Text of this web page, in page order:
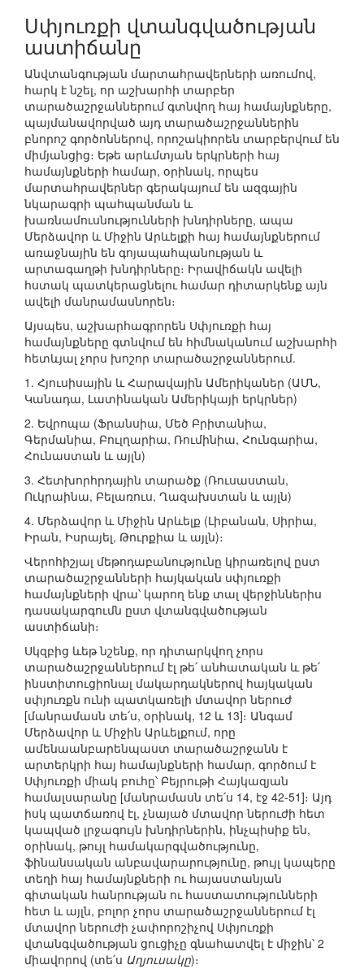
Սփյուռքի վտանգվածության
աստիճանը
Անվտանգության մարտահրավերների առումով,
հարկ է նշել, որ աշխարհի տարբեր
տարածաշրջաններում գտնվող հայ համայնքները,
պայմանավորված այդ տարածաշրջաններին
բնորոշ գործոններով, որոշակիորեն տարբերվում են
միմյանցից։ Եթե արևմտյան երկրների հայ
համայնքների համար, օրինակ, որպես
մարտահրավերներ գերակայում են ազգային
նկարագրի պահպանման և
խառնամուսնությունների խնդիրները, ապա
Մերձավոր և Միջին Արևելքի հայ համայնքներում
առաջնային են գոյապահպանության և
արտագաղթի խնդիրները։ Իրավիճակն ավելի
հստակ պատկերացնելու համար դիտարկենք այն
ավելի մանրամասնորեն։
Այսպես, աշխարհագրորեն Սփյուռքի հայ
համայնքները գտնվում են հիմնականում աշխարհի
հետևյալ չորս խոշոր տարածաշրջաններում.
1. Հյուսիսային և Հարավային Ամերիկաներ (ԱՄՆ,
Կանադա, Լատինական Ամերիկայի երկրներ)
2. Եվրոպա (Ֆրանսիա, Մեծ Բրիտանիա,
Գերմանիա, Բուլղարիա, Ռումինիա, Հունգարիա,
Հունաստան և այլն)
3. Հետխորհրդային տարածք (Ռուսաստան,
Ուկրաինա, Բելառուս, Ղազախստան և այլն)
4. Մերձավոր և Միջին Արևելք (Լիբանան, Սիրիա,
Իրան, Իսրայել, Թուրքիա և այլն)։
Վերոհիշյալ մեթոդաբանությունը կիրառելով ըստ
տարածաշրջանների հայկական սփյուռքի
համայնքների վրա՝ կարող ենք տալ վերջիններիս
դասակարգումն ըստ վտանգվածության
աստիճանի։
Սկզբից ևեթ նշենք, որ դիտարկվող չորս
տարածաշրջաններում էլ թե՛ անհատական և թե՛
ինստիտուցիոնալ մակարդակներով հայկական
սփյուռքն ունի պատկառելի մտավոր ներուժ
[մանրամասն տե՛ս, օրինակ, 12 և 13]։ Անգամ
Մերձավոր և Միջին Արևելքում, որը
ամենաանբարենպաստ տարածաշրջանն է
արտերկրի հայ համայնքների համար, գործում է
Սփյուռքի միակ բուհը՝ Բեյրութի Հայկազյան
համալսարանը [մանրամասն տե՛ս 14, էջ 42-51]։ Այդ
իսկ պատճառով էլ, չնայած մտավոր ներուժի հետ
կապված լրջագույն խնդիրներին, ինչպիսիք են,
օրինակ, թույլ համակարգվածությունը,
ֆինանսական անբավարարությունը, թույլ կապերը
տեղի հայ համայնքների ու հայաստանյան
գիտական հանրության ու հաստատությունների
հետ և այլն, բոլոր չորս տարածաշրջաններում էլ
մտավոր ներուժի չափորոշիչով Սփյուռքի
վտանգվածության ցուցիչը գնահատվել է միջին՝ 2
միավորով (տե՛ս Աղյուսակը)։